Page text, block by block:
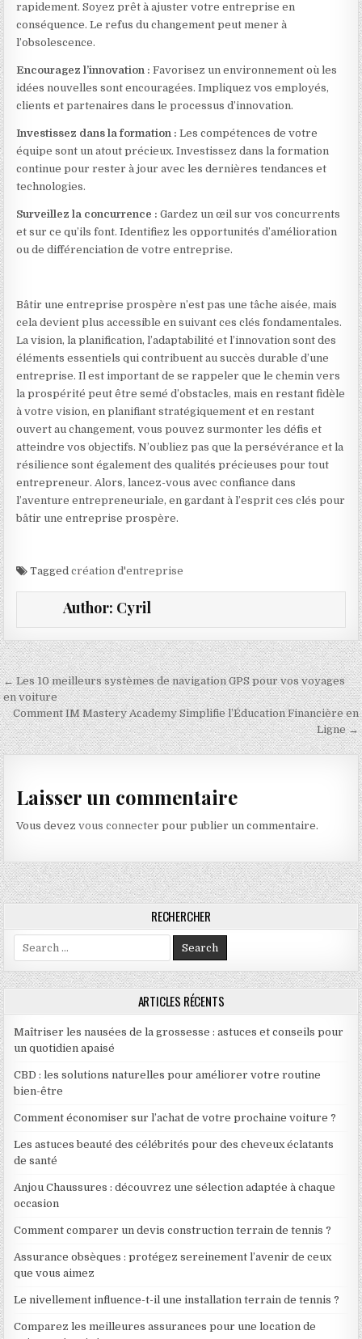
rapidement. Soyez prêt à ajuster votre entreprise en
conséquence. Le refus du changement peut mener à
l’obsolescence.
Encouragez l’innovation : Favorisez un environnement où les
idées nouvelles sont encouragées. Impliquez vos employés,
clients et partenaires dans le processus d’innovation.
Investissez dans la formation : Les compétences de votre
équipe sont un atout précieux. Investissez dans la formation
continue pour rester à jour avec les dernières tendances et
technologies.
Surveillez la concurrence : Gardez un œil sur vos concurrents
et sur ce qu’ils font. Identifiez les opportunités d’amélioration
ou de différenciation de votre entreprise.
Bâtir une entreprise prospère n’est pas une tâche aisée, mais
cela devient plus accessible en suivant ces clés fondamentales.
La vision, la planification, l’adaptabilité et l’innovation sont des
éléments essentiels qui contribuent au succès durable d’une
entreprise. Il est important de se rappeler que le chemin vers
la prospérité peut être semé d’obstacles, mais en restant fidèle
à votre vision, en planifiant stratégiquement et en restant
ouvert au changement, vous pouvez surmonter les défis et
atteindre vos objectifs. N’oubliez pas que la persévérance et la
résilience sont également des qualités précieuses pour tout
entrepreneur. Alors, lancez-vous avec confiance dans
l’aventure entrepreneuriale, en gardant à l’esprit ces clés pour
bâtir une entreprise prospère.
Taggedcréation d'entreprise
Author: Cyril
Navigation de l’article
← Les 10 meilleurs systèmes de navigation GPS pour vos voyages
en voiture
Comment IM Mastery Academy Simplifie l’Éducation Financière en
Ligne →
Laisser un commentaire
Vous devezvous connecter pour publier un commentaire.
RECHERCHER
Search for:
ARTICLES RÉCENTS
Maîtriser les nausées de la grossesse : astuces et conseils pour
un quotidien apaisé
CBD : les solutions naturelles pour améliorer votre routine
bien-être
Comment économiser sur l’achat de votre prochaine voiture ?
Les astuces beauté des célébrités pour des cheveux éclatants
de santé
Anjou Chaussures : découvrez une sélection adaptée à chaque
occasion
Comment comparer un devis construction terrain de tennis ?
Assurance obsèques : protégez sereinement l’avenir de ceux
que vous aimez
Le nivellement influence-t-il une installation terrain de tennis ?
Comparez les meilleures assurances pour une location de